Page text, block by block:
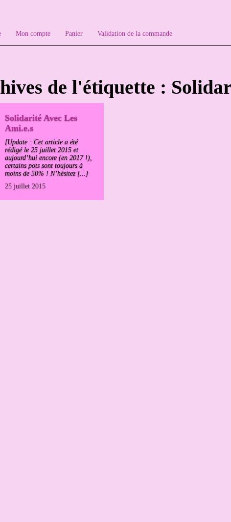
Mon compte Panier Validation de la commande
de l'étiquette :
Solidarité Avec Les
Ami.e.s
[Update : Cet article a été
rédigé le 25 juillet 2015 et
aujourd’hui encore (en 2017 !),
certains pots sont toujours à
moins de 50% ! N’hésitez [...]
25 juillet 2015